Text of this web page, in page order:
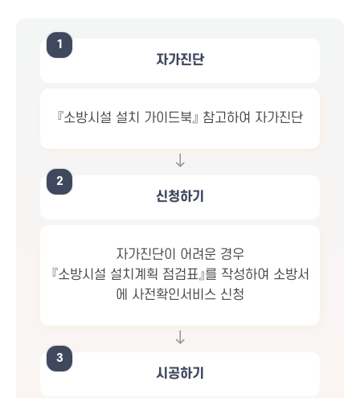
1
자가진단
『소방시설 설치 가이드북』 참고하여 자가진단
2
신청하기
자가진단이 어려운 경우
『소방시설 설치계획 점검표』를 작성하여 소방서
에 사전확인서비스 신청
3
시공하기